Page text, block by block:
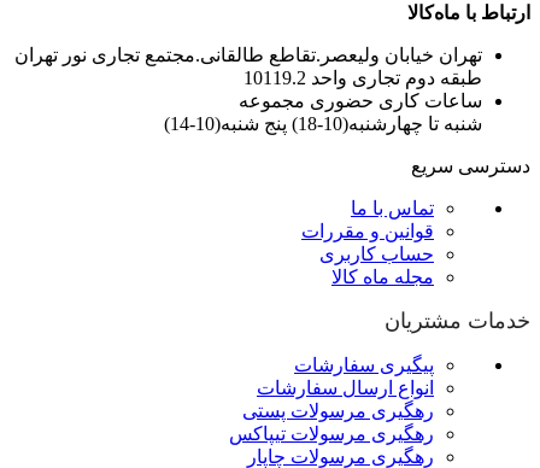
ارتباط با ماه‌کالا
تهران خیابان ولیعصر.تقاطع طالقانی.مجتمع تجاری نور تهران
طبقه دوم تجاری واحد 10119.2
ساعات کاری حضوری مجموعه
شنبه تا چهارشنبه(10-18) پنج شنبه(10-14)
دسترسی سریع
تماس با ما
قوانین و مقررات
حساب کاربری
مجله ماه کالا
خدمات مشتریان
پیگیری سفارشات
انواع ارسال سفارشات
رهگیری مرسولات پستی
رهگیری مرسولات تیپاکس
رهگیری مرسولات چاپار